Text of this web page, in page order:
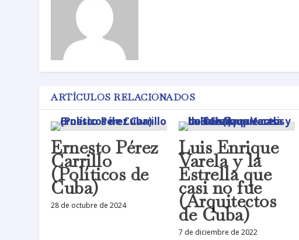
ARTÍCULOS RELACIONADOS
Ernesto Pérez
Carrillo
(Políticos de
Cuba)
28 de octubre de 2024
Luis Enrique
Varela y la
Estrella que
casi no fue
(Arquitectos
de Cuba)
7 de diciembre de 2022